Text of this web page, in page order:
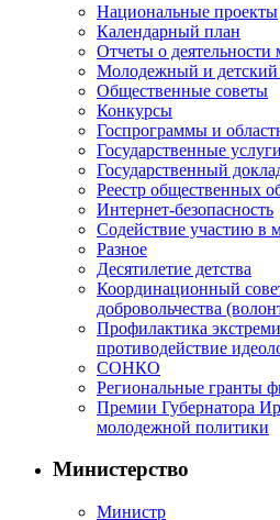
Национальные проекты
Календарный план
Отчеты о деятельности
Молодежный и
Общественные советы
Конкурсы
Госпрограммы и
Государственные услуги
Государственный
Реестр общественных
Интернет-безопасность
Содействие участию в
Разное
Десятилетие детства
Координационный
добровольчества
Профилактика
противодействие
СОНКО
Региональные гранты
Премии Губернатора
молодежной политики
Министерство
Министр